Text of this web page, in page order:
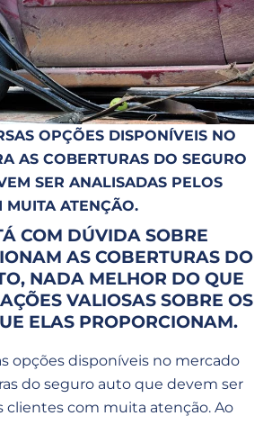
OPÇÕES DISPONÍVEIS NO
AS COBERTURAS DO SEGURO
SER ANALISADAS PELOS
MUITA ATENÇÃO.
COM DÚVIDA SOBRE
AS COBERTURAS DO
NADA MELHOR DO QUE
VALIOSAS SOBRE OS
ELAS PROPORCIONAM.
opções disponíveis no mercado
do seguro auto que devem ser
clientes com muita atenção. Ao